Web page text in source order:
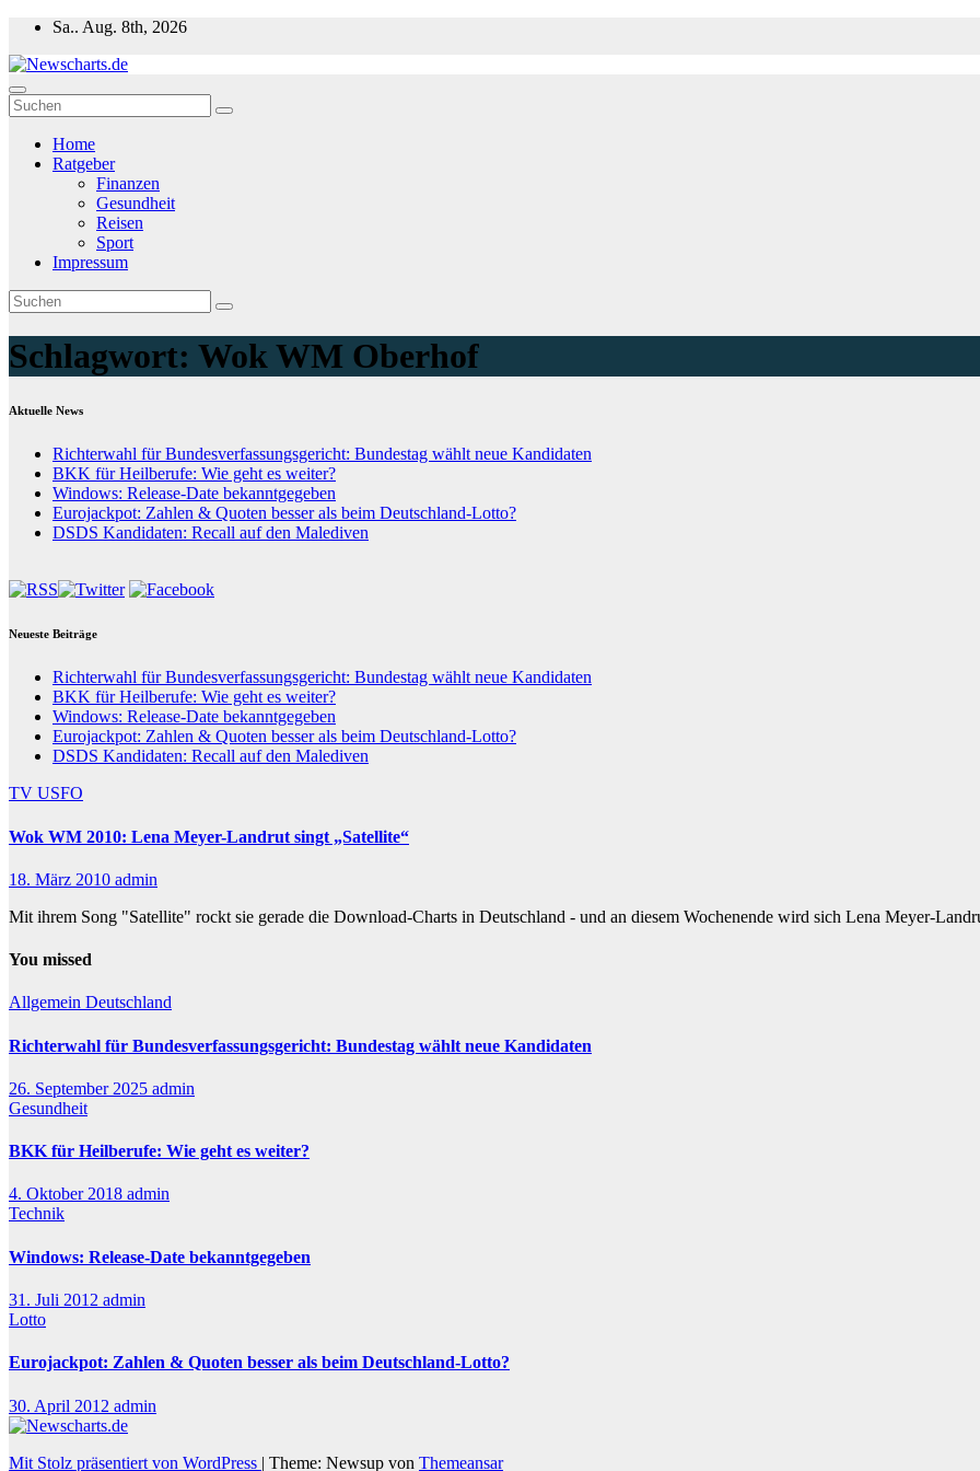
Zum
springen
Sa.. Aug. 8th, 2026
Newscharts.de
Aktuelle News zu Politik, Wirtschaft & Unterhaltung weltweit
Home
Ratgeber
Finanzen
Gesundheit
Reisen
Sport
Impressum
Schlagwort: Wok WM Oberhof
Aktuelle News
Richterwahl für Bundesverfassungsgericht: Bundestag wählt neue Kandidaten
BKK für Heilberufe: Wie geht es weiter?
Windows: Release-Date bekanntgegeben
Eurojackpot: Zahlen & Quoten besser als beim Deutschland-Lotto?
DSDS Kandidaten: Recall auf den Malediven
Neueste Beiträge
Richterwahl für Bundesverfassungsgericht: Bundestag wählt neue Kandidaten
BKK für Heilberufe: Wie geht es weiter?
Windows: Release-Date bekanntgegeben
Eurojackpot: Zahlen & Quoten besser als beim Deutschland-Lotto?
DSDS Kandidaten: Recall auf den Malediven
TV USFO
Wok WM 2010: Lena Meyer-Landrut singt „Satellite“
18. März 2010 admin
Mit ihrem Song "Satellite" rockt sie gerade die Download-Charts in Deutschland - und an diesem Wochenende wird sich Lena Meyer-
You missed
Allgemein Deutschland
Richterwahl für Bundesverfassungsgericht: Bundestag wählt neue Kandidaten
26. September 2025 admin
Gesundheit
BKK für Heilberufe: Wie geht es weiter?
4. Oktober 2018 admin
Technik
Windows: Release-Date bekanntgegeben
31. Juli 2012 admin
Lotto
Eurojackpot: Zahlen & Quoten besser als beim Deutschland-Lotto?
30. April 2012 admin
Mit Stolz präsentiert von WordPress | Theme: Newsup von Themeansar